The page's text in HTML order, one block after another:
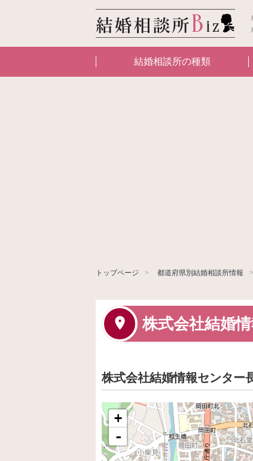
結婚相談所の種類
トップページ 都道府県別結婚相談所情報
株式会社結婚
株式会社結婚情報センター
+
-